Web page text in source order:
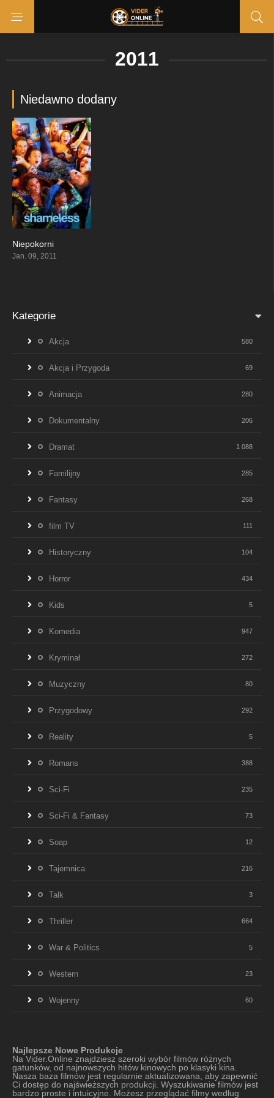
2011
Niedawno dodany
Niepokorni
Jan. 09, 2011
Kategorie
Akcja 580
Akcja i Przygoda 69
Animacja 280
Dokumentalny 206
Dramat 1 088
Familijny 285
Fantasy 268
film TV 111
Historyczny 104
Horror 434
Kids 5
Komedia 947
Kryminał 272
Muzyczny 80
Przygodowy 292
Reality 5
Romans 388
Sci-Fi 235
Sci-Fi & Fantasy 73
Soap 12
Tajemnica 216
Talk 3
Thriller 664
War & Politics 5
Western 23
Wojenny 60
Najlepsze Nowe Produkcje
Na Vider.Online znajdziesz szeroki wybór filmów różnych
gatunków, od najnowszych hitów kinowych po klasyki kina.
Nasza baza filmów jest regularnie aktualizowana, aby zapewnić
Ci dostęp do najświeższych produkcji. Wyszukiwanie filmów jest
bardzo proste i intuicyjne. Możesz przeglądać filmy według